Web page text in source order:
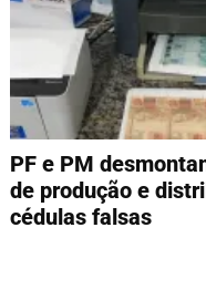
PF e PM
de produção e
cédulas falsas